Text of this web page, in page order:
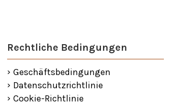
Rechtliche Bedingungen
Geschäftsbedingungen
Datenschutzrichtlinie
Cookie-Richtlinie